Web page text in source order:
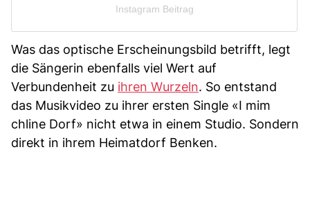
Instagram Beitrag
Was das optische Erscheinungsbild betrifft, legt
die Sängerin ebenfalls viel Wert auf
Verbundenheit zu ihren Wurzeln. So entstand
das Musikvideo zu ihrer ersten Single «I mim
chline Dorf» nicht etwa in einem Studio. Sondern
direkt in ihrem Heimatdorf Benken.